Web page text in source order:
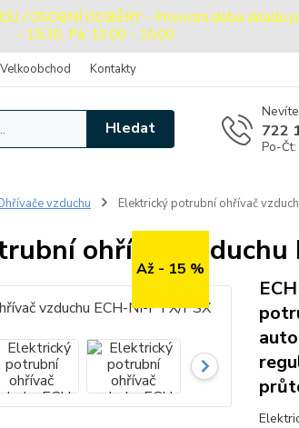
/ OSOBNÍ ODBĚRY - Provozní doba
- 15:30, Pá: 13:00 - 15:00
Velkoobchod Kontakty
Hledat 722
Po-
vzduchu Elektrický potrubní ohřívač
ohřívač vzduchu
Až - 15 %